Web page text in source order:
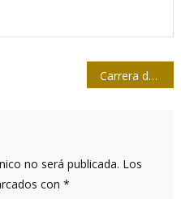
Carrera de Periodismo en Camagüey se suma al Softbol de la Prensa
no será publicada. Los
con *